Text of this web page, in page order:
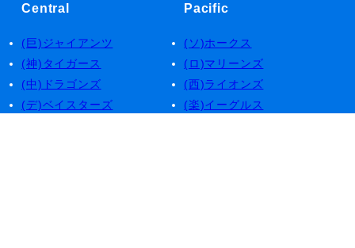
Central
(巨)ジャイアンツ
(神)タイガース
(中)ドラゴンズ
(デ)ベイスターズ
Pacific
(ソ)ホークス
(ロ)マリーンズ
(西)ライオンズ
(楽)イーグルス